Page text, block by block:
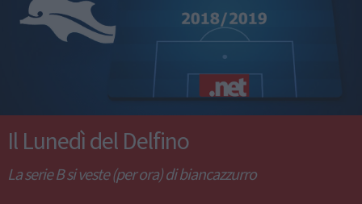
Il Lunedì del Delfino
La serie B si veste (per ora) di biancazzurro